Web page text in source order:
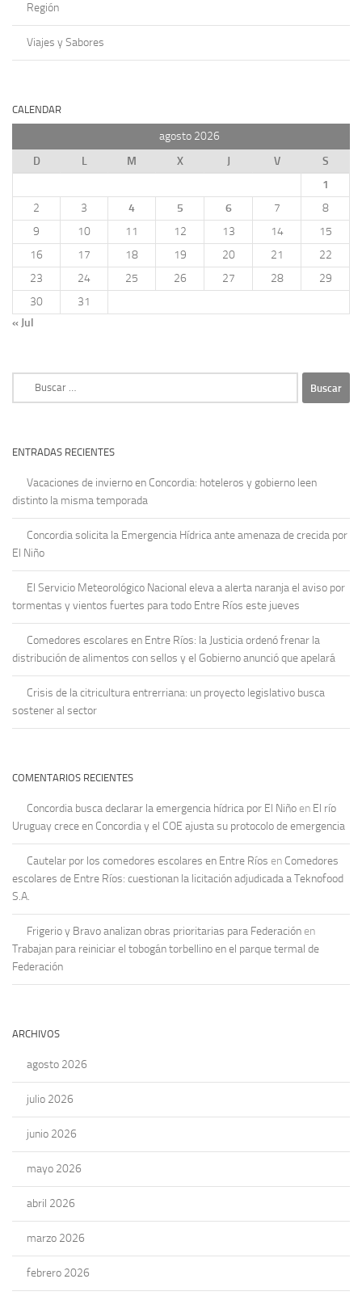
Región
Viajes y Sabores
CALENDAR
agosto 2026
D
L M X J V
S
1
2
3 4 5 6 7
8
9
10 11 12 13 14
15
16
17 18 19 20 21
22
23
24 25 26 27 28
29
30
31
« Jul
ENTRADAS RECIENTES
Vacaciones de invierno en Concordia: hoteleros y gobierno leen
distinto la misma temporada
Concordia solicita la Emergencia Hídrica ante amenaza de crecida por
El Niño
El Servicio Meteorológico Nacional eleva a alerta naranja el aviso por
tormentas y vientos fuertes para todo Entre Ríos este jueves
Comedores escolares en Entre Ríos: la Justicia ordenó frenar la
distribución de alimentos con sellos y el Gobierno anunció que apelará
Crisis de la citricultura entrerriana: un proyecto legislativo busca
sostener al sector
COMENTARIOS RECIENTES
Concordia busca declarar la emergencia hídrica por El Niño en El río
Uruguay crece en Concordia y el COE ajusta su protocolo de emergencia
Cautelar por los comedores escolares en Entre Ríos en Comedores
escolares de Entre Ríos: cuestionan la licitación adjudicada a Teknofood
S.A.
Frigerio y Bravo analizan obras prioritarias para Federación en
Trabajan para reiniciar el tobogán torbellino en el parque termal de
Federación
ARCHIVOS
agosto 2026
julio 2026
junio 2026
mayo 2026
abril 2026
marzo 2026
febrero 2026